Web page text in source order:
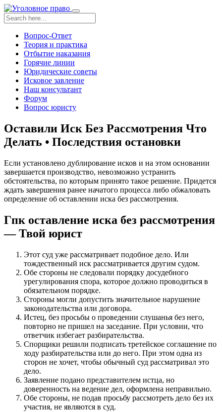
Toggle
navigation
Вопрос-Ответ
Теория и практика
Отбытие наказания
Горячие линии
Юридические советы
Исковое завление
Наш консультант
Форум
Вопрос юристу
Оставили Иск Без Рассмотрения Что
Делать • Последствия остановки
Если установлено дублирование исков и на этом основании
завершается производство, невозможно устранить
обстоятельства, по которым принято такое решение. Придется
ждать завершения ранее начатого процесса либо обжаловать
определение об оставлении иска без рассмотрения.
Гпк оставление иска без рассмотрения
— Твой юрист
Этот суд уже рассматривает подобное дело. Или
тождественный иск рассматривается другим судом.
Обе стороны не следовали порядку досудебного
урегулирования спора, которое должно проводиться в
обязательном порядке.
Стороны могли допустить значительное нарушение
законодательства или договора.
Истец, без просьбы о проведении слушанья без него,
повторно не пришел на заседание. При условии, что
ответчик избегает разбирательства.
Спорщики решили подписать третейское соглашение по
ходу разбирательства или до него. При этом одна из
сторон не хочет, чтобы обычный суд рассматривал это
дело.
Заявление подано представителем истца, но
доверенность на ведение дел, оформлена неправильно.
Обе стороны, не подав просьбу рассмотреть дело без их
участия, не являются в суд.